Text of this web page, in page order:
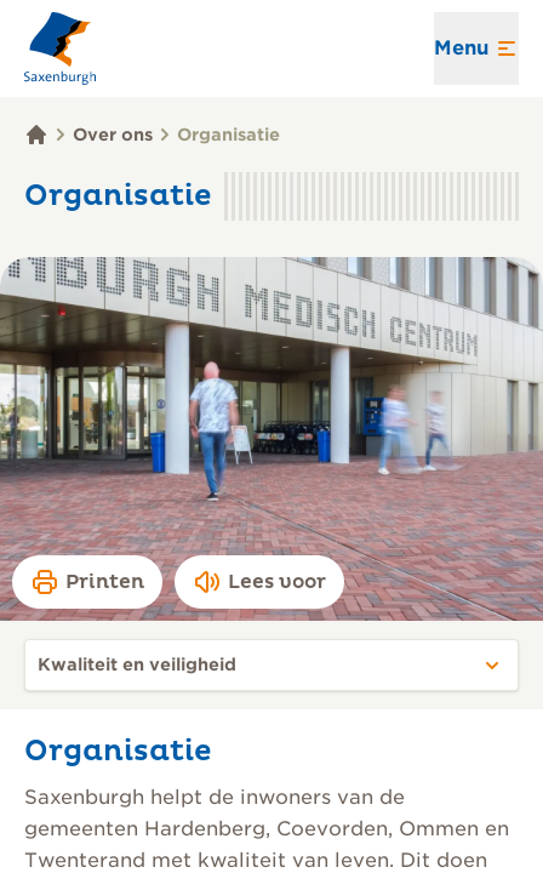
Menu
Over ons Organisatie
Organisatie
Printen Lees voor
Organisatie
Saxenburgh helpt de inwoners van de
gemeenten Hardenberg, Coevorden, Ommen en
Twenterand met kwaliteit van leven. Dit doen